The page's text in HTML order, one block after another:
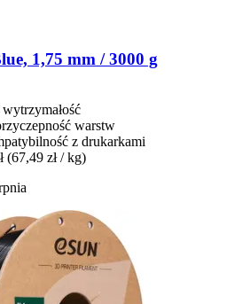
1,75 mm / 3000 g
warstw
z drukarkami
(67,49 zł / kg)